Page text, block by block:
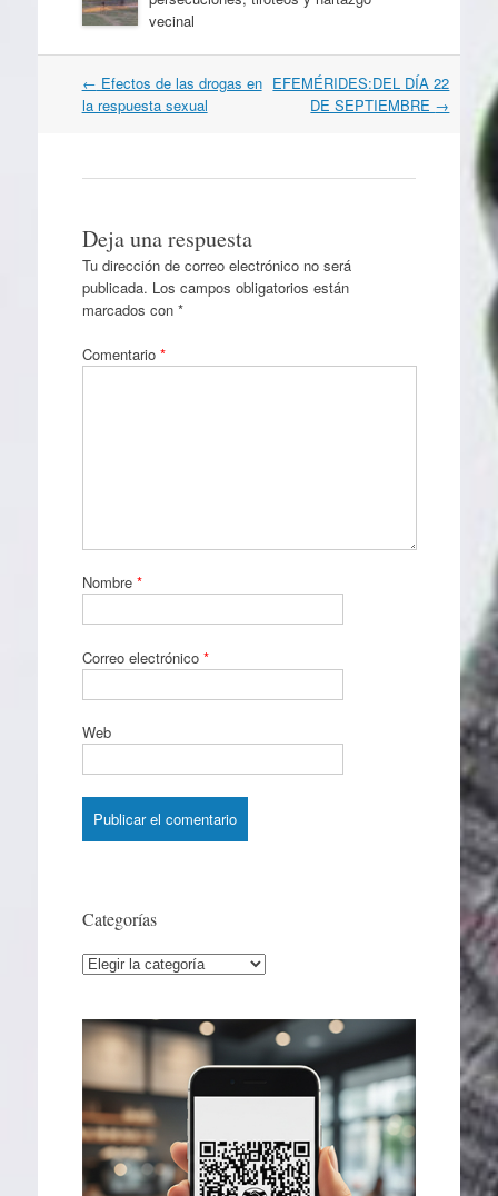
vecinal
Navegación
por
← Efectos de las drogas en
la respuesta sexual
EFEMÉRIDES:DEL DÍA 22
DE SEPTIEMBRE →
Deja una respuesta
Tu dirección de correo electrónico no será
publicada. Los campos obligatorios están
marcados con *
Comentario *
Nombre *
Correo electrónico *
Web
Categorías
Categorías